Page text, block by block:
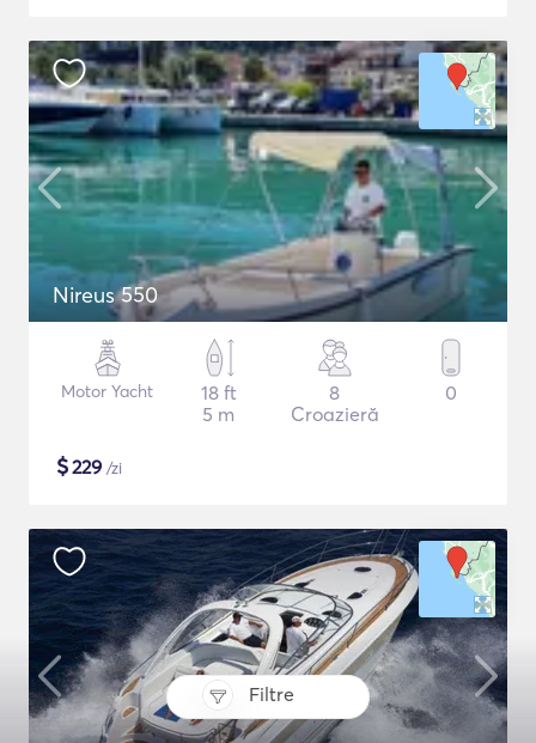
Filtre
Nireus 550
Motor Yacht
18 ft
5 m
8
Croazieră
0
$229 /zi